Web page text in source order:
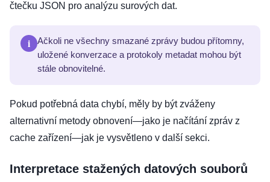
čtečku JSON pro analýzu surových dat.
i
Ačkoli ne všechny smazané zprávy budou přítomny,
uložené konverzace a protokoly metadat mohou být
stále obnovitelné.
Pokud potřebná data chybí, měly by být zváženy
alternativní metody obnovení—jako je načítání zpráv z
cache zařízení—jak je vysvětleno v další sekci.
Interpretace stažených datových souborů